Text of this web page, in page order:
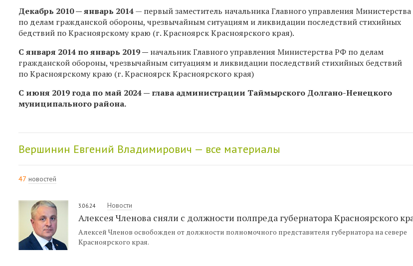
Декабрь 2010 — январь 2014— первый заместитель начальника Главного управления
по делам гражданской обороны, чрезвычайным ситуациям и ликвидации последствий стихийных
бедствий по Красноярскому краю (г. Красноярск Красноярского края).
C января 2014 по январь 2019 — начальник Главного управления Министерства РФ по делам
гражданской обороны, чрезвычайным ситуациям и ликвидации последствий стихийных бедствий
по Красноярскому краю (г. Красноярск Красноярского края)
С июня 2019 года по май 2024 — глава администрации Таймырского Долгано-Ненецкого
муниципального района.
Вершинин Евгений Владимирович — все материалы
47 новостей
3.06.24 Новости
Алексея Членова сняли с должности полпреда губернатора Красноярского
Алексей Членов освобожден от должности полномочного представителя губернатора на севере
Красноярского края.